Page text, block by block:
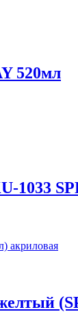
520мл
1033